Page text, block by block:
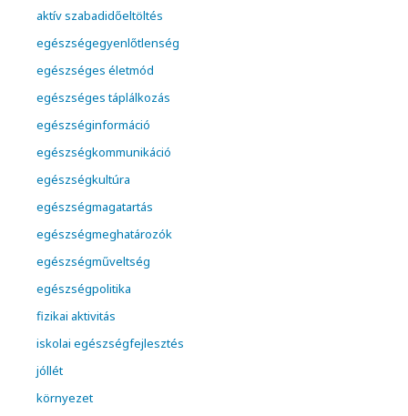
aktív szabadidőeltöltés
egészségegyenlőtlenség
egészséges életmód
egészséges táplálkozás
egészséginformáció
egészségkommunikáció
egészségkultúra
egészségmagatartás
egészségmeghatározók
egészségműveltség
egészségpolitika
fizikai aktivitás
iskolai egészségfejlesztés
jóllét
környezet